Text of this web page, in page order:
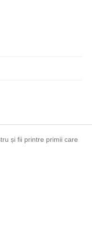
și fii printre primii care